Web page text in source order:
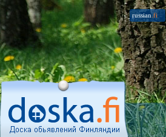
russian.fi